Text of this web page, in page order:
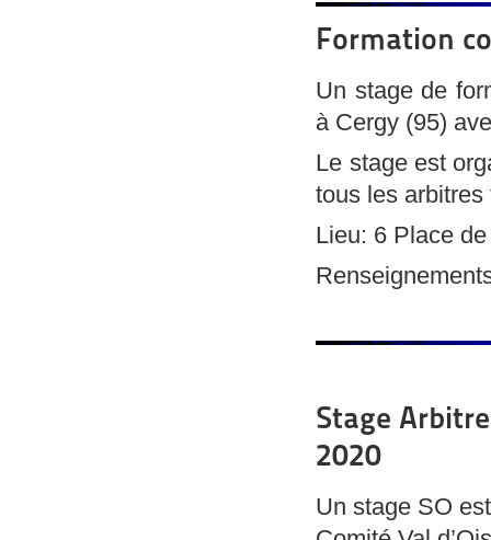
Formation
Un stage de
à Cergy (95)
Le stage est
tous les
Lieu: 6 Place
Stage
2020
Un stage SO